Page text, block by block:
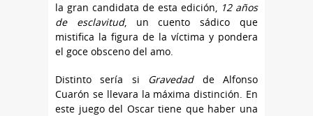
la gran candidata de esta edición, 12 años
de esclavitud, un cuento sádico que
mistifica la figura de la víctima y pondera
el goce obsceno del amo.
Distinto sería si Gravedad de Alfonso
Cuarón se llevara la máxima distinción. En
este juego del Oscar tiene que haber una